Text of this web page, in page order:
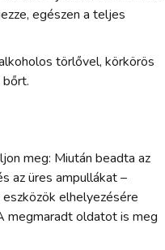
egészen a teljes
törlővel, körkörös
meg: Miután beadta az
az üres ampullákat –
elhelyezésére
megmaradt oldatot is meg